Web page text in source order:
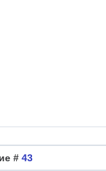
# 43